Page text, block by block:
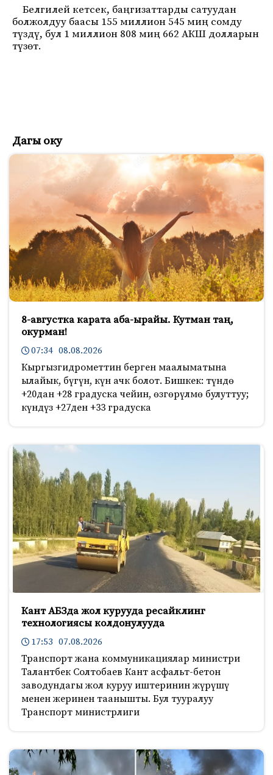
Белгилей кетсек, баңгизаттарды сатуудан
болжолдуу баасы 155 миллион 545 миң сомду
түздү, бул 1 миллион 808 миң 662 АКШ долларын
түзөт.
Дагы оку
8-августка карата аба-ырайы. Кутман таң,
окурман!
07:34 08.08.2026
Кыргызгидрометтин берген маалыматына
ылайык, бүгүн, күн ачк болот. Бишкек: түндө
+20дан +28 градуска чейин, өзгөрүлмө булуттуу;
күндүз +27ден +33 градуска
Кант АБЗда жол курууда ресайклинг
технологиясы колдонулууда
17:53 07.08.2026
Транспорт жана коммуникациялар министри
Талантбек Солтобаев Кант асфальт-бетон
заводундагы жол куруу иштеринин жүрүшү
менен жеринен таанышты. Бул тууралуу
Транспорт министрлиги